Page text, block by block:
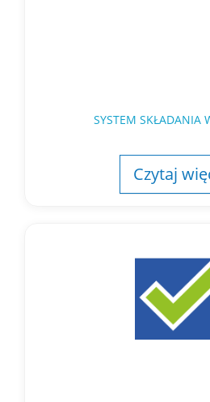
SYSTEM SKŁADANIA
Czytaj